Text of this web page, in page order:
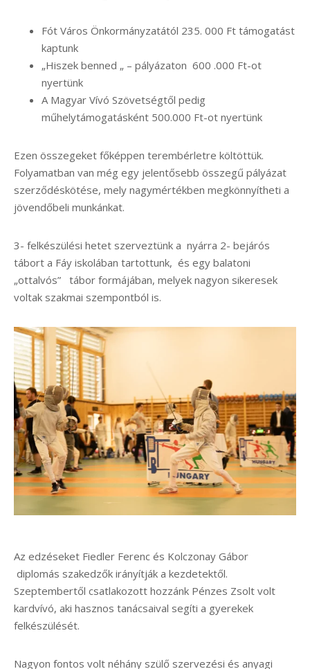
Fót Város Önkormányzatától 235. 000 Ft támogatást
kaptunk
„Hiszek benned „ – pályázaton 600 .000 Ft-ot
nyertünk
A Magyar Vívó Szövetségtől pedig
műhelytámogatásként 500.000 Ft-ot nyertünk
Ezen összegeket főképpen terembérletre költöttük.
Folyamatban van még egy jelentősebb összegű pályázat
szerződéskötése, mely nagymértékben megkönnyítheti a
jövendőbeli munkánkat.
3- felkészülési hetet szerveztünk a nyárra 2- bejárós
tábort a Fáy iskolában tartottunk, és egy balatoni
„ottalvós” tábor formájában, melyek nagyon sikeresek
voltak szakmai szempontból is.
Az edzéseket Fiedler Ferenc és Kolczonay Gábor
diplomás szakedzők irányítják a kezdetektől.
Szeptembertől csatlakozott hozzánk Pénzes Zsolt volt
kardvívó, aki hasznos tanácsaival segíti a gyerekek
felkészülését.
Nagyon fontos volt néhány szülő szervezési és anyagi